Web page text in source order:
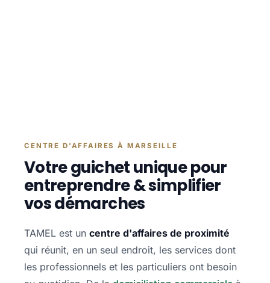
CENTRE D'AFFAIRES À MARSEILLE
Votre guichet unique pour
entreprendre & simplifier
vos démarches
TAMEL est un centre d'affaires de proximité
qui réunit, en un seul endroit, les services dont
les professionnels et les particuliers ont besoin